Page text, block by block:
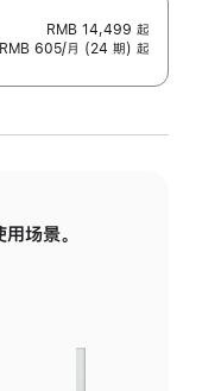
RMB 14,499 起
605/月 (24 期) 起
场景。